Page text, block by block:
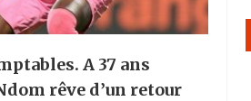
A 37 ans
rêve d’un retour